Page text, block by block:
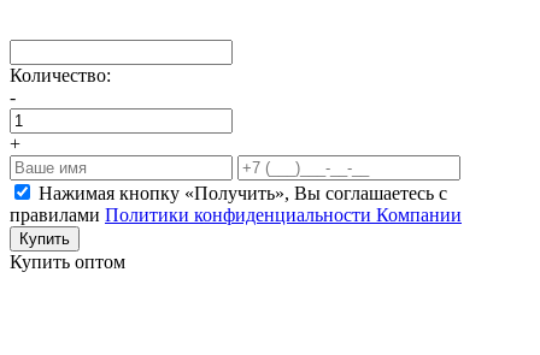
Количество:
-
+
Нажимая кнопку «Получить», Вы соглашаетесь c
правилами Политики конфиденциальности Компании
Купить
Купить оптом